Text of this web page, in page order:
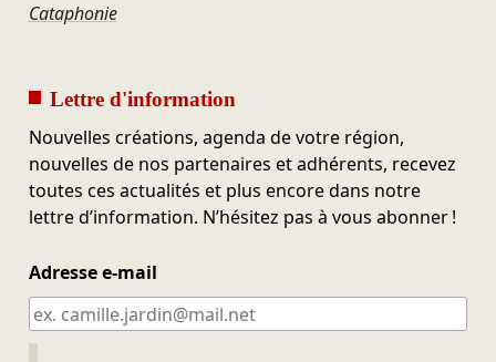
Cataphonie
Lettre d'information
Nouvelles créations, agenda de votre région,
nouvelles de nos partenaires et adhérents, recevez
toutes ces actualités et plus encore dans notre
lettre d’information. N’hésitez pas à vous abonner !
Adresse e-mail